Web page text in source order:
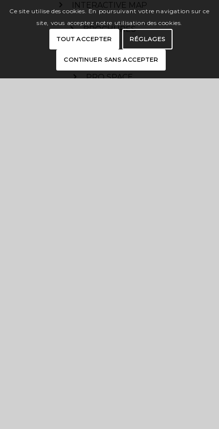
INTERACTIVE MAP
BROCHURES
PRO SPACE
Ce site utilise des cookies. En poursuivant votre navigation sur ce
site, vous acceptez notre utilisation des cookies.
TOUT ACCEPTER RÉGLAGES
CONTINUER SANS ACCEPTER